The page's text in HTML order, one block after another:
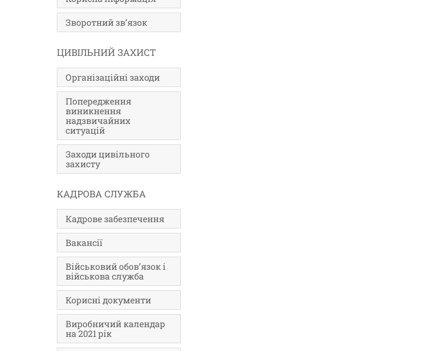
Зворотний зв’язок
ЦИВІЛЬНИЙ ЗАХИСТ
Організаційні заходи
Попередження
виникнення
надзвичайних
ситуацій
Заходи цивільного
захисту
КАДРОВА СЛУЖБА
Кадрове забезпечення
Вакансії
Військовий обов’язок і
військова служба
Корисні документи
Виробничий календар
на 2021 рік